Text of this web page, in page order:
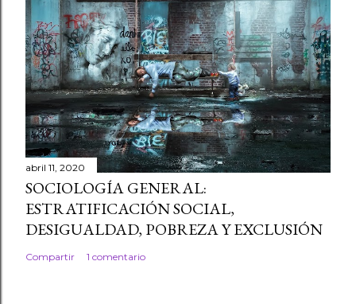
abril 11, 2020
SOCIOLOGÍA GENERAL:
ESTRATIFICACIÓN SOCIAL,
DESIGUALDAD, POBREZA Y EXCLUSIÓN
Compartir 1 comentario